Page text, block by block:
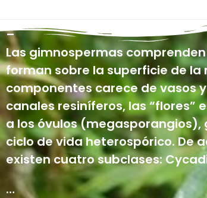
–
Las gimnospermas
forman sobre la superficie de
componentes carece de vasos
canales resiníferos, las
a los óvulos (megasporangios),
ciclo de vida heterospórico. De
existen cuatro subclases:
…